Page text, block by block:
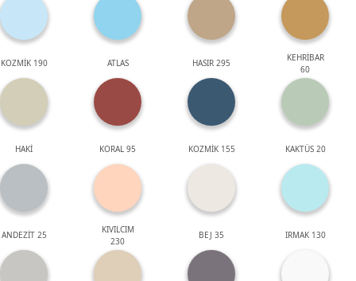
KOZMİK 190 ATLAS HASIR 295
KEHRİBAR
60
HAKİ KORAL 95 KOZMİK 155 KAKTÜS 20
ANDEZİT 25
KIVILCIM
230
BEJ 35 IRMAK 130